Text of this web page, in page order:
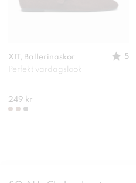
XIT, Ballerinaskor
5
Perfekt vardagslook
249 kr